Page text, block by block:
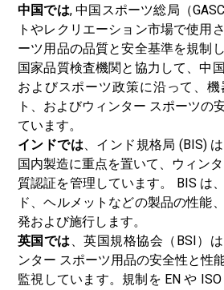
中国では, 中国スポーツ総局（
トやレクリエーション市場で使用
ーツ用品の品質と安全基準を規制
国家品質検査機関と協力して、中
およびスポーツ政策に沿って、
ト、およびウィンター スポーツの
ています。
インドでは、インド規格局 (BIS)
国内製造に重点を置いて、ウィン
質認証を管理しています。 BIS は
ド、ヘルメットなどの製品の性能
発および施行します。
英国では、英国規格協会（BSI）
ンター スポーツ用品の安全性と性
監視しています。規制を EN や